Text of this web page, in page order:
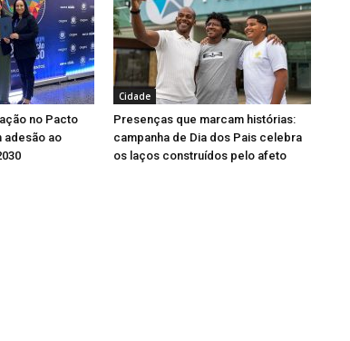
no Pacto
adesão ao
Cidade
Presenças que marcam histórias:
campanha de Dia dos Pais celebra
os laços construídos pelo afeto